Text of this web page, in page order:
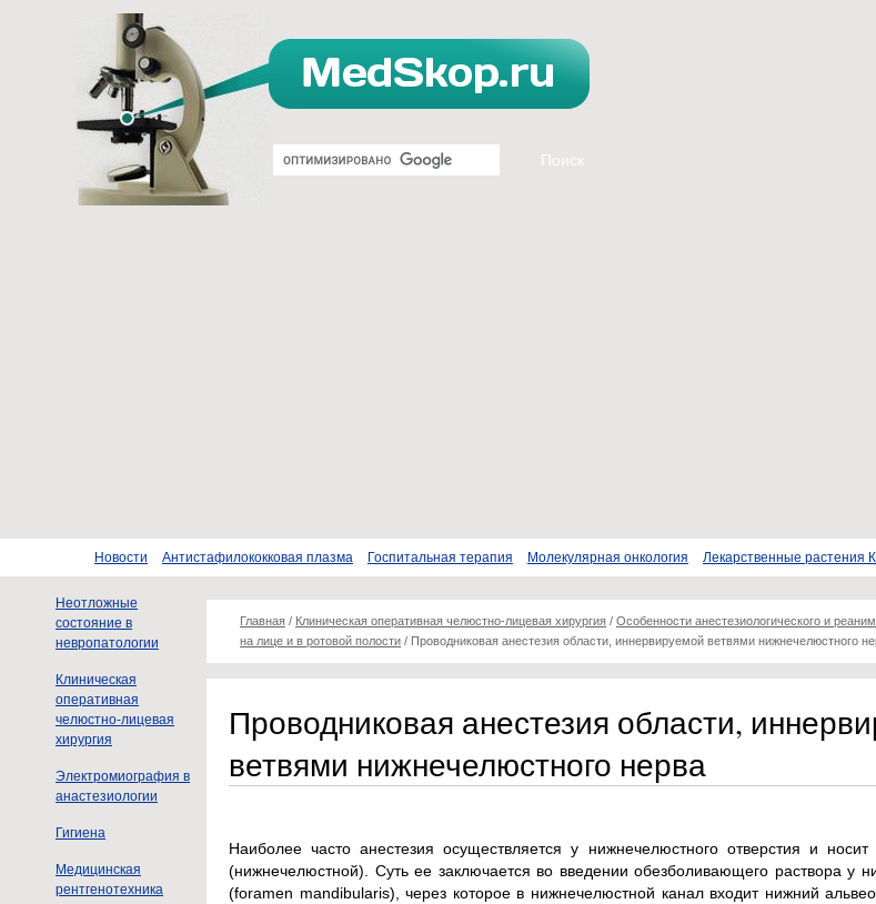
Новости Антистафилококковая плазма Госпитальная терапия Молекулярная онкология Лекарственные растения
Неотложные
состояние в
невропатологии
Клиническая
оперативная
челюстно-лицевая
хирургия
Электромиография в
анастезиологии
Гигиена
Медицинская
рентгенотехника
Главная / Клиническая оперативная челюстно-лицевая хирургия / Особенности анестезиологического и
на лице и в ротовой полости / Проводниковая анестезия области, иннервируемой ветвями нижнечелюстного
Проводниковая анестезия области,
ветвями нижнечелюстного нерва
Наиболее часто анестезия осуществляется у нижнечелюстного отверстия и
(нижнечелюстной). Суть ее заключается во введении обезболивающего раствора у
(foramen mandibularis), через которое в нижнечелюстной канал входит нижний